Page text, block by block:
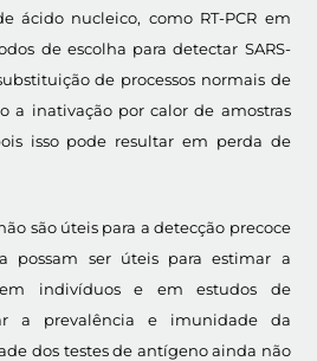
ácido nucleico, como RT-PCR em
de escolha para detectar SARS-
de processos normais de
a inativação por calor de amostras
isso pode resultar em perda de
são úteis para a detecção precoce
possam ser úteis para estimar a
indivíduos e em estudos de
a prevalência e imunidade da
dos testes de antígeno ainda não